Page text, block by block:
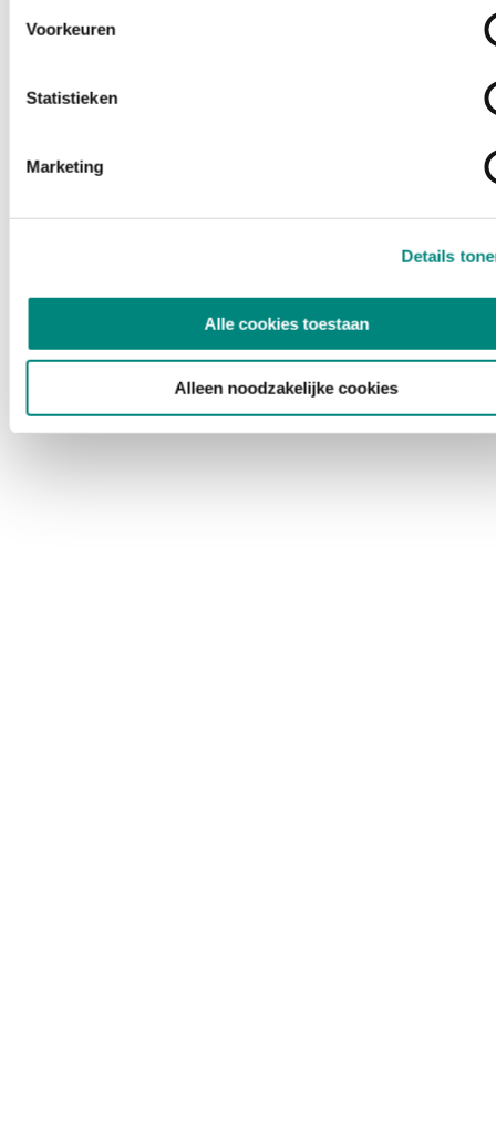
Voorkeuren
Statistieken
Marketing
Details
Alle cookies toestaan
Alleen noodzakelijke cookies